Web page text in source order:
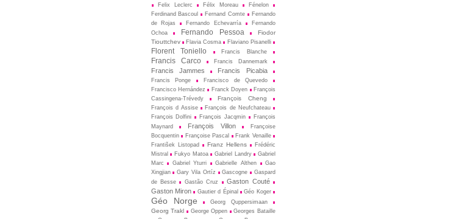
Felix Leclerc
Félix Moreau
Fénelon
Ferdinand Bascoul
Fernand Comte
Fernando
de Rojas
Fernando Echevarría
Fernando
Ochoa
Fernando Pessoa
Fiodor
Tiouttchev
Flavia Cosma Flaviano Pisanelli
Florent Toniello Francis Blanche
Francis Carco Francis Dannemark
Francis Jammes Francis Picabia
Francis Ponge
Francisco de Quevedo
Francisco Hernández
Franck Doyen
François
Cassingena-Trévedy
François Cheng
François d Assise
François de Neufchateau
François Dolfini
François Jacqmin
François
Maynard
François Villon
Françoise
Bocquentin
Françoise Pascal
Frank Venaille
František Listopad
Franz Hellens
Frédéric
Mistral
Fukyo Matoa Gabriel Landry
Gabriel
Marc
Gabriel Yturri Gabrielle Althen
Gao
Xingjian
Gary Vila Ortíz Gascogne
Gaspard
de Besse
Gastão Cruz
Gaston Couté
Gaston Miron
Gautier d Épinal Géo Koger
Géo Norge Georg Quppersimaan
Georg Trakl George Oppen
Georges Bataille